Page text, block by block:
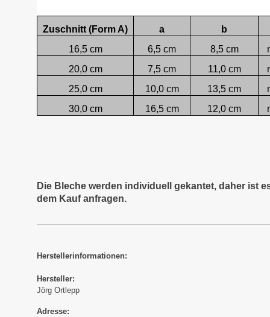
Zuschnitt (Form A) a b
16,5 cm
6,5 cm 8,5 cm
20,0 cm
7,5 cm 11,0 cm
25,0 cm
10,0 cm 13,5 cm
30,0 cm
16,5 cm 12,0 cm
Die Bleche werden individuell gekantet, daher ist
dem Kauf anfragen.
Herstellerinformationen:
Hersteller:
Jörg Ortlepp
Adresse: